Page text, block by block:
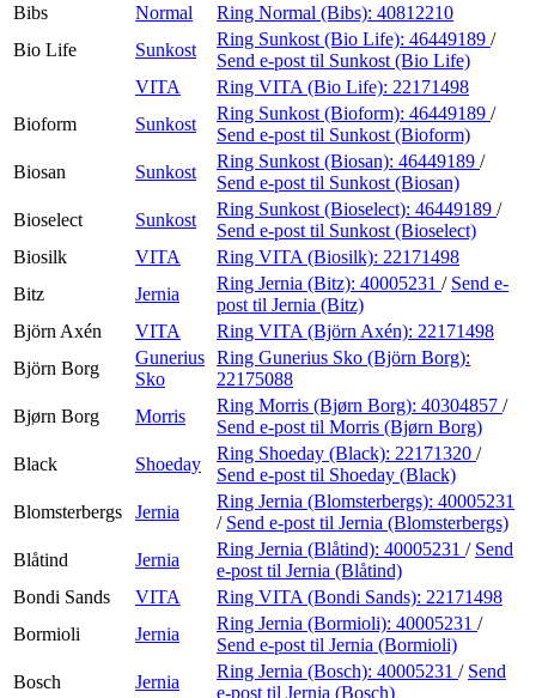
Bibs
Normal Ring Normal (Bibs): 40812210
Bio Life
Sunkost
Ring Sunkost (Bio Life): 46449189 /
Send e-post til Sunkost (Bio Life)
VITA
Ring VITA (Bio Life): 22171498
Bioform
Sunkost
Ring Sunkost (Bioform): 46449189 /
Send e-post til Sunkost (Bioform)
Biosan
Sunkost
Ring Sunkost (Biosan): 46449189 /
Send e-post til Sunkost (Biosan)
Bioselect
Sunkost
Ring Sunkost (Bioselect): 46449189 /
Send e-post til Sunkost (Bioselect)
Biosilk
VITA Ring VITA (Biosilk): 22171498
Bitz
Jernia
Ring Jernia (Bitz): 40005231 / Send e-
post til Jernia (Bitz)
Björn Axén
VITA Ring VITA (Björn Axén): 22171498
Björn Borg
Gunerius
Sko
Ring Gunerius Sko (Björn Borg):
22175088
Bjørn Borg
Morris
Ring Morris (Bjørn Borg): 40304857 /
Send e-post til Morris (Bjørn Borg)
Black
Shoeday
Ring Shoeday (Black): 22171320 /
Send e-post til Shoeday (Black)
Blomsterbergs
Jernia
Ring Jernia (Blomsterbergs): 40005231
/ Send e-post til Jernia (Blomsterbergs)
Blåtind
Jernia
Ring Jernia (Blåtind): 40005231 / Send
e-post til Jernia (Blåtind)
Bondi Sands
VITA Ring VITA (Bondi Sands): 22171498
Bormioli
Jernia
Ring Jernia (Bormioli): 40005231 /
Send e-post til Jernia (Bormioli)
Bosch
Jernia
Ring Jernia (Bosch): 40005231 / Send
e-post til Jernia (Bosch)